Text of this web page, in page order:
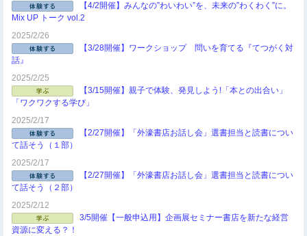
【4/2開催】みんなの”わいわい”を、未来の”わくわく”に。
Mix UP トーク vol.2
2025/2/26
【3/28開催】ワークショップ 問いを育てる『てつがく対
話』
2025/2/25
【3/15開催】親子で体験、発見しよう!「本との出合い」
「ワクワクする学び」
2025/2/17
【2/27開催】「外濠書店お話し会」選書担当と読書につい
て話そう（１部）
2025/2/17
【2/27開催】「外濠書店お話し会」選書担当と読書につい
て話そう（２部）
2025/2/12
3/5開催【一般申込用】企画展セミナー書店を新たな経営
資源に変える？！